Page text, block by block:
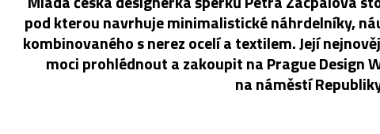
pod kterou navrhuje minimalistické náhrdelníky,
kombinovaného s nerez ocelí a textilem. Její
moci prohlédnout a zakoupit na Prague Design
na náměstí